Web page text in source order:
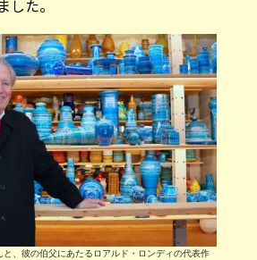
と、彼の伯父にあたるロアルド・ロンディの代表作
群